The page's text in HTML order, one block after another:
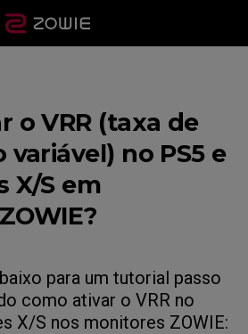
o VRR (taxa de
variável) no PS5 e
X/S em
para um tutorial passo
como ativar o VRR no
X/S nos monitores ZOWIE: